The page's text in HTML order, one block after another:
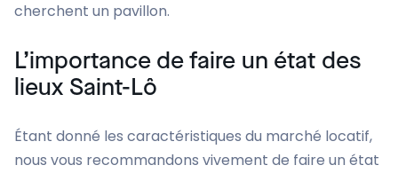
cherchent un pavillon.
L’importance de faire un état des
lieux Saint-Lô
Étant donné les caractéristiques du marché locatif,
nous vous recommandons vivement de faire un état